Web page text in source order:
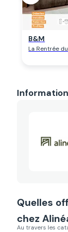
B&M
La Rentrée
Quelles
chez
Au travers les